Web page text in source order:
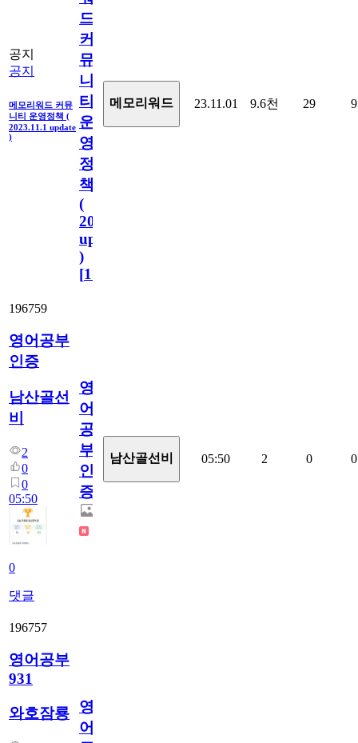
공지
공지
메모리워드 커뮤
니티 운영정책 (
2023.11.1 update
)
드
커
뮤
니
티
운
영
정
책
(
2023.11.1
update
)
[110
메모리워드 23.11.01 9.6천 29 9
196759
영어공부
인증
남산골선
비
2
0
0
05:50
0
댓글
영
어
공
부
인
증
남산골선비 05:50 2 0 0
196757
영어공부
931
와호잠룡
영
어